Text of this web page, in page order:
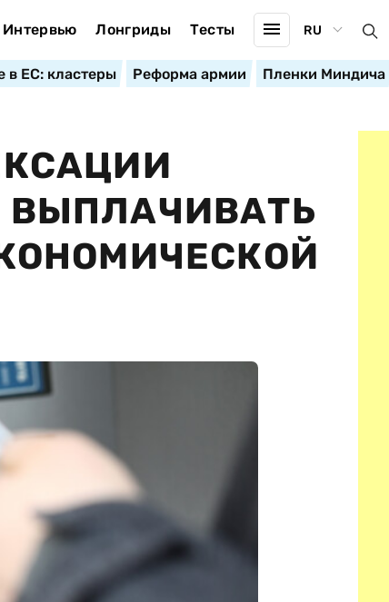
Интервью Лонгриды Тесты RU
в ЕС: кластеры Реформа армии Пленки Миндича
ВЫПЛАЧИВАТЬ